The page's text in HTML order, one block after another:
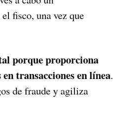
fisco, una vez que
porque proporciona
transacciones en línea.
de fraude y agiliza